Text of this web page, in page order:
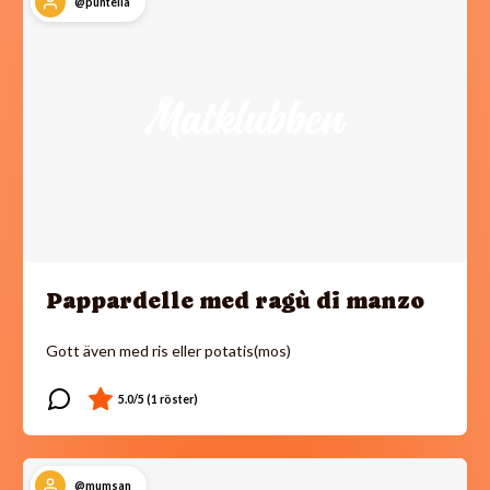
Pappardelle med ragù di manzo
Gott även med ris eller potatis(mos)
@mumsan